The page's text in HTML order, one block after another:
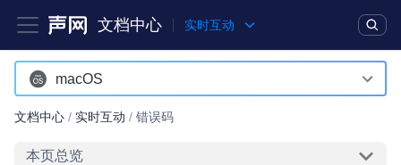
文档中心 实时互动
产品 解决方案
macOS
Android
iOS
文档中心 / 实时互动 / 错误码
本页总览